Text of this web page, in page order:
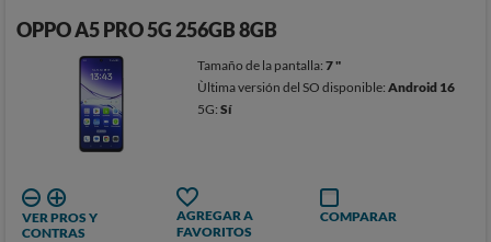
OPPO A5 PRO 5G 256GB 8GB
Tamaño de la pantalla:7 "
Ùltima versión del SO disponible:Android 16
5G:Sí
VER PROS Y
CONTRAS
AGREGAR A
FAVORITOS
COMPARAR